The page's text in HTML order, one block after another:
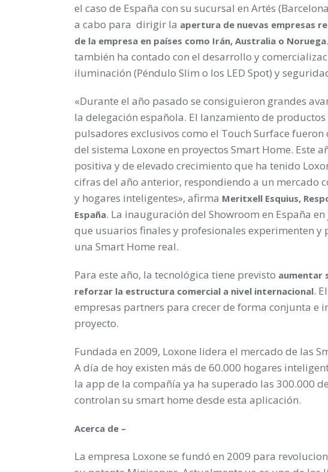
el caso de España con su sucursal en Artés
a cabo para dirigir la apertura de nuevas empresas
de la empresa en países como Irán, Australia o Noruega
también ha contado con el desarrollo y
iluminación (Péndulo Slim o los LED Spot) y
«Durante el año pasado se consiguieron grandes
la delegación española. El lanzamiento de
pulsadores exclusivos como el Touch Surface
del sistema Loxone en proyectos Smart Home. Este
positiva y de elevado crecimiento que ha tenido
cifras del año anterior, respondiendo a un mercado
y hogares inteligentes», afirma Meritxell Esquius,
España. La inauguración del Showroom en España
que usuarios finales y profesionales experimenten
una Smart Home real.
Para este año, la tecnológica tiene previsto aumentar
reforzar la estructura comercial a nivel internacional.
empresas partners para crecer de forma conjunta e
proyecto.
Fundada en 2009, Loxone lidera el mercado de las
A día de hoy existen más de 60.000 hogares
la app de la compañía ya ha superado las 300.000
controlan su smart home desde esta aplicación.
Acerca de –
La empresa Loxone se fundó en 2009 para